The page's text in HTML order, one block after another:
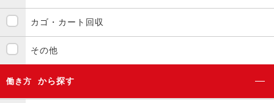
カゴ・カート回収
その他
働き方 から探す